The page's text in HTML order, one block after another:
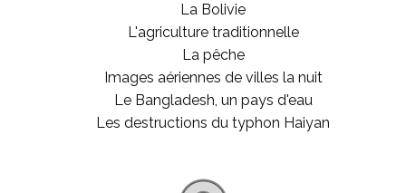
La Bolivie
L'agriculture traditionnelle
La pêche
Images aériennes de villes la nuit
Le Bangladesh, un pays d'eau
Les destructions du typhon Haiyan